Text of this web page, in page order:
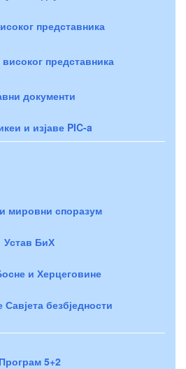
представника
високог представника
документи
и изјаве PIC-a
мировни споразум
Устав БиХ
и Херцеговине
Савјета безбједности
Програм 5+2